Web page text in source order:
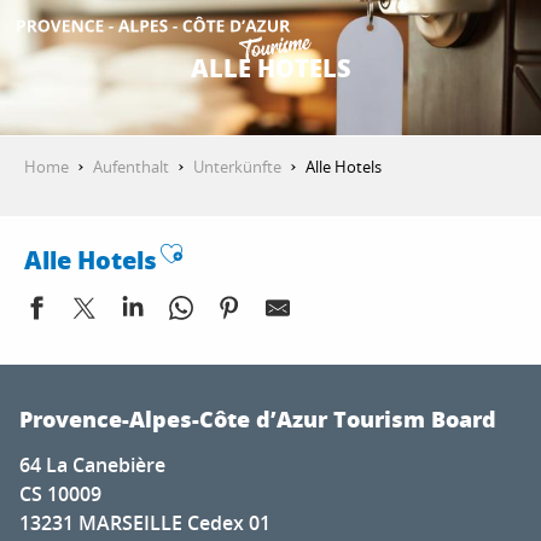
Aller
principalENTDECKEN
AUFENTHALT
ALLE HOTELS
Home Aufenthalt Unterkünfte Alle Hotels
Alle HotelsAjouter aux favoris
Saint-Christophe
La Bastide de Mougins
InterContinental Marseille-Hotel Dieu
Hôtel Albert 1er
Grand Hôtel Dauphiné, Boutique Hôtel & Suite
Provence-Alpes-Côte d’Azur Tourism Board
64 La Canebière
CS 10009
13231 MARSEILLE Cedex 01